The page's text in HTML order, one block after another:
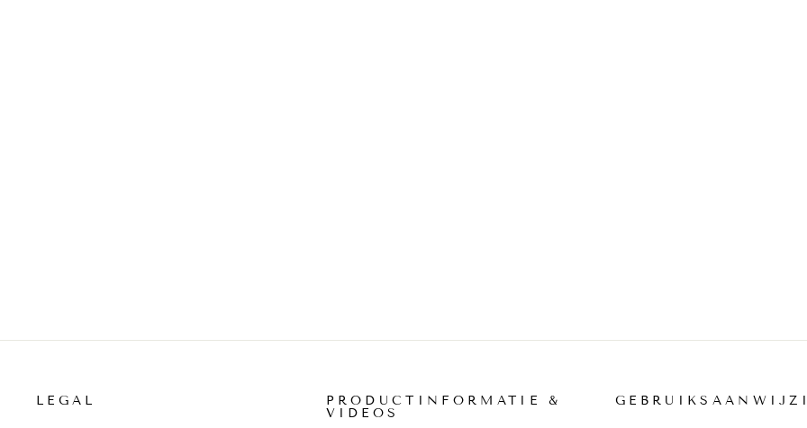
LEGAL
PRODUCTINFORMATIE &
VIDEOS